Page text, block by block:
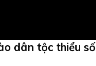
dân tộc thiểu số